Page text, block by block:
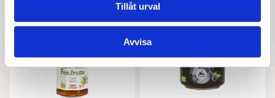
Tillåt urval
Avvisa